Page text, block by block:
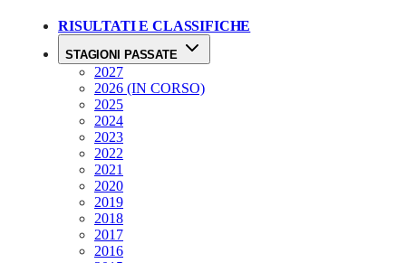
RISULTATI E CLASSIFICHE
STAGIONI PASSATE
2027
2026 (IN CORSO)
2025
2024
2023
2022
2021
2020
2019
2018
2017
2016